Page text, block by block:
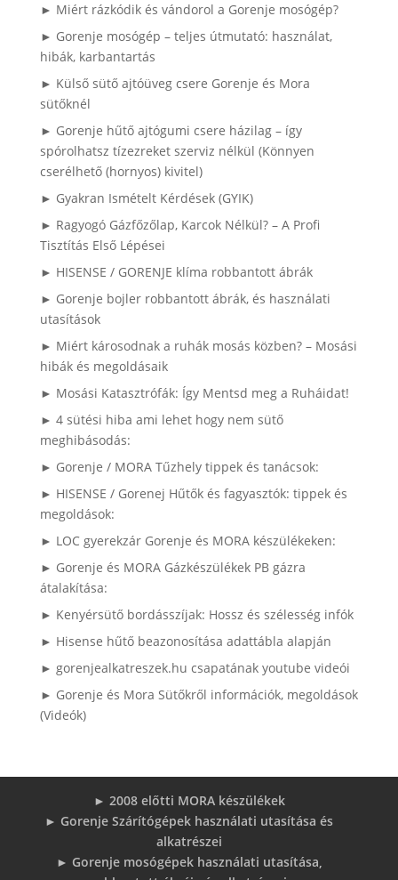
► Miért rázkódik és vándorol a Gorenje mosógép?
► Gorenje mosógép – teljes útmutató: használat,
hibák, karbantartás
► Külső sütő ajtóüveg csere Gorenje és Mora
sütőknél
► Gorenje hűtő ajtógumi csere házilag – így
spórolhatsz tízezreket szerviz nélkül (Könnyen
cserélhető (hornyos) kivitel)
► Gyakran Ismételt Kérdések (GYIK)
► Ragyogó Gázfőzőlap, Karcok Nélkül? – A Profi
Tisztítás Első Lépései
► HISENSE / GORENJE klíma robbantott ábrák
► Gorenje bojler robbantott ábrák, és használati
utasítások
► Miért károsodnak a ruhák mosás közben? – Mosási
hibák és megoldásaik
► Mosási Katasztrófák: Így Mentsd meg a Ruháidat!
► 4 sütési hiba ami lehet hogy nem sütő
meghibásodás:
► Gorenje / MORA Tűzhely tippek és tanácsok:
► HISENSE / Gorenej Hűtők és fagyasztók: tippek és
megoldások:
► LOC gyerekzár Gorenje és MORA készülékeken:
► Gorenje és MORA Gázkészülékek PB gázra
átalakítása:
► Kenyérsütő bordásszíjak: Hossz és szélesség infók
► Hisense hűtő beazonosítása adattábla alapján
► gorenjealkatreszek.hu csapatának youtube videói
► Gorenje és Mora Sütőkről információk, megoldások
(Videók)
► 2008 előtti MORA készülékek
► Gorenje Szárítógépek használati utasítása és
alkatrészei
► Gorenje mosógépek használati utasítása,